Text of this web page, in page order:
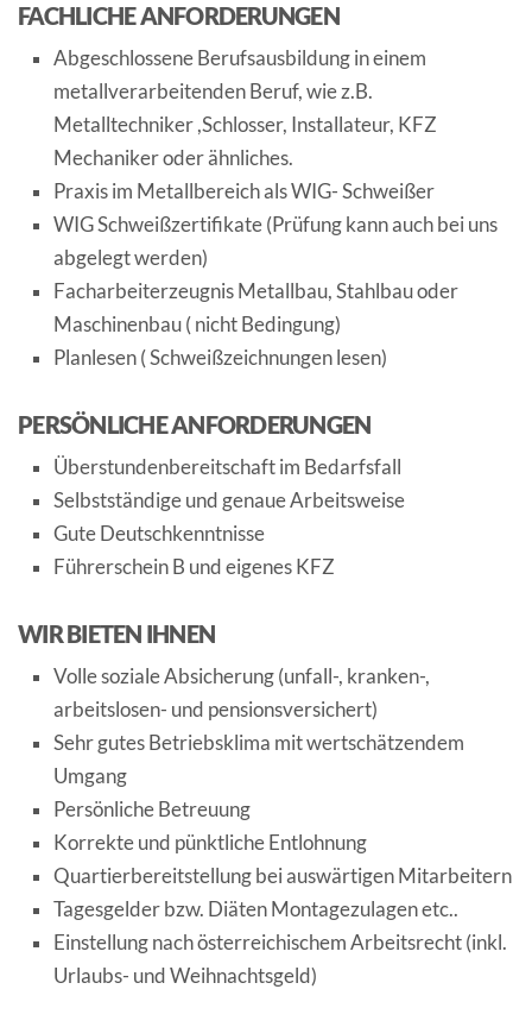
FACHLICHE ANFORDERUNGEN
Abgeschlossene Berufsausbildung in einem
metallverarbeitenden Beruf, wie z.B.
Metalltechniker ,Schlosser, Installateur, KFZ
Mechaniker oder ähnliches.
Praxis im Metallbereich als WIG- Schweißer
WIG Schweißzertifikate (Prüfung kann auch bei uns
abgelegt werden)
Facharbeiterzeugnis Metallbau, Stahlbau oder
Maschinenbau ( nicht Bedingung)
Planlesen ( Schweißzeichnungen lesen)
PERSÖNLICHE ANFORDERUNGEN
Überstundenbereitschaft im Bedarfsfall
Selbstständige und genaue Arbeitsweise
Gute Deutschkenntnisse
Führerschein B und eigenes KFZ
WIR BIETEN IHNEN
Volle soziale Absicherung (unfall-, kranken-,
arbeitslosen- und pensionsversichert)
Sehr gutes Betriebsklima mit wertschätzendem
Umgang
Persönliche Betreuung
Korrekte und pünktliche Entlohnung
Quartierbereitstellung bei auswärtigen Mitarbeitern
Tagesgelder bzw. Diäten Montagezulagen etc..
Einstellung nach österreichischem Arbeitsrecht (inkl.
Urlaubs- und Weihnachtsgeld)